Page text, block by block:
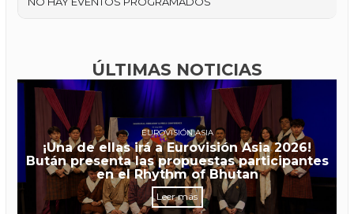
ÚLTIMAS NOTICIAS
EUROVISIÓN ASIA
¡Una de ellas irá a Eurovisión Asia 2026!
Bután presenta las propuestas participantes
en el Rhythm of Bhutan
Leer más